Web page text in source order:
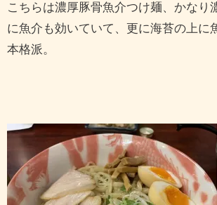
こちらは濃厚豚骨魚介つけ麺、かなり
に魚介も効いていて、更に海苔の上に
本格派。